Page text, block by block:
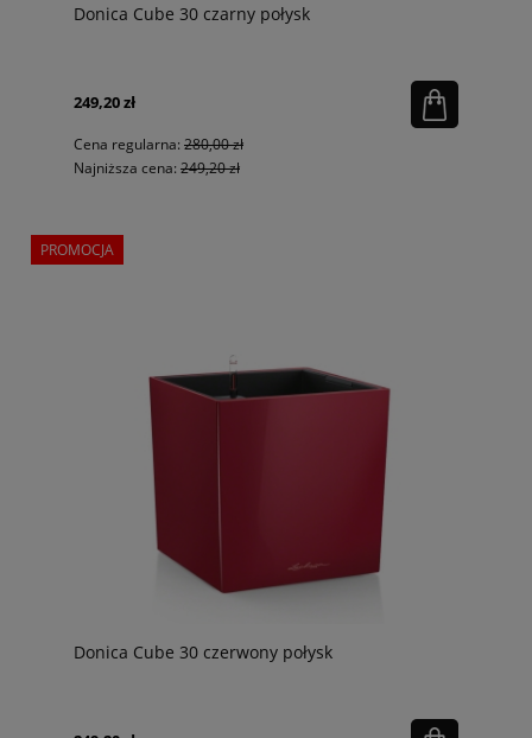
Donica Cube 30 czarny połysk
249,20 zł
Cena regularna: 280,00 zł
Najniższa cena: 249,20 zł
Donica Cube 30 czerwony połysk
PROMOCJA